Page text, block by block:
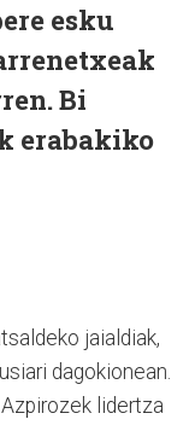
esku
Bi
erabakiko
jaialdiak,
dagokionean.
lidertza